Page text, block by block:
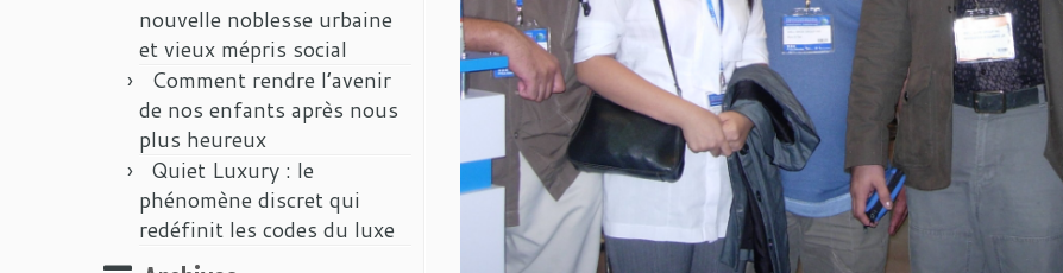
nouvelle noblesse urbaine
et vieux mépris social
Comment rendre l’avenir
de nos enfants après nous
plus heureux
Quiet Luxury : le
phénomène discret qui
redéfinit les codes du luxe